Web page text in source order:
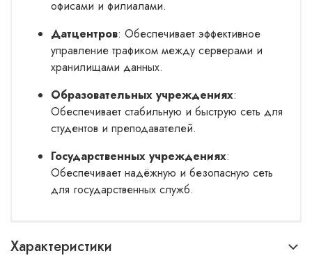
офисами и филиалами.
Датцентров: Обеспечивает эффективное
управление трафиком между серверами и
хранилищами данных.
Образовательных учреждениях:
Обеспечивает стабильную и быструю сеть для
студентов и преподавателей.
Государственных учреждениях:
Обеспечивает надёжную и безопасную сеть
для государственных служб.
Характеристики